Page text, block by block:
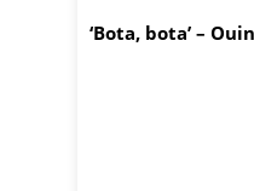
‘Bota, bota’ –